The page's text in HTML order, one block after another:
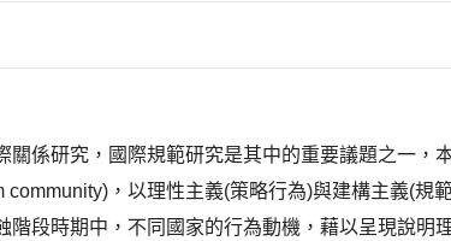
關係研究，國際規範研究是其中的重要議題之一
，以理性主義(策略行為)與建構主義(
段時期中，不同國家的行為動機，藉以呈現說明